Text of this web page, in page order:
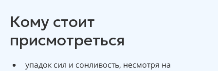
Кому стоит
присмотреться
упадок сил и сонливость, несмотря на